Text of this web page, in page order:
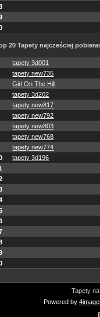
20 Tapety najcześciej
tapety 3d001
tapety new735
Girl On The Hill
tapety 3d202
tapety new817
tapety new792
tapety new803
tapety new768
tapety new774
tapety 3d196
Tapety
Powered by